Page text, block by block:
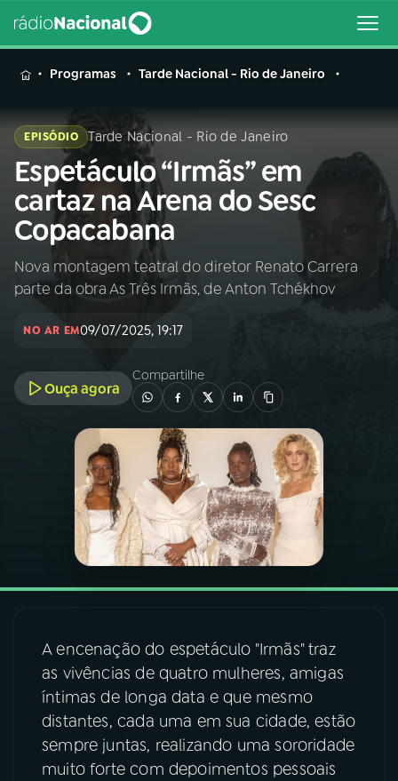
MENU
Buscar
na
Rádio
Nacional
Buscar
AO VIVO
INÍCIO
A RÁDIO
PROGRAMAÇÃO
PROGRAMAS
PODCASTS
07ÚLTIMAS
FESTIVAL DE MÚSICA
Programas Tarde Nacional - Rio de Janeiro
EPISÓDIO Tarde Nacional - Rio de Janeiro
Espetáculo “Irmãs” em
cartaz na Arena do Sesc
Copacabana
Nova montagem teatral do diretor Renato Carrera
parte da obra As Três Irmãs, de Anton Tchékhov
NO AR EM09/07/2025, 19:17
Ouça agora
Compartilhe
A encenação do espetáculo "Irmãs" traz
as vivências de quatro mulheres, amigas
íntimas de longa data e que mesmo
distantes, cada uma em sua cidade, estão
sempre juntas, realizando uma sororidade
muito forte com depoimentos pessoais